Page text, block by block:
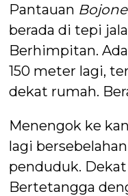
Pantauan
berada di tepi
Berhimpitan.
150 meter lagi,
dekat rumah.
Menengok ke
lagi
penduduk.
Bertetangga